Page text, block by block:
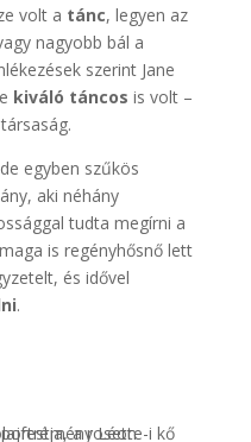
volt a tánc, legyen az
nagyobb bál a
szerint Jane
kiváló táncos is volt –
egyben szűkös
aki néhány
tudta megírni a
is regényhősnő lett
és idővel
.